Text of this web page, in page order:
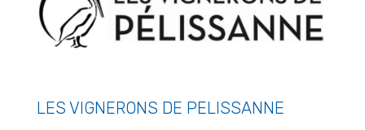
LES VIGNERONS DE PELISSANNE